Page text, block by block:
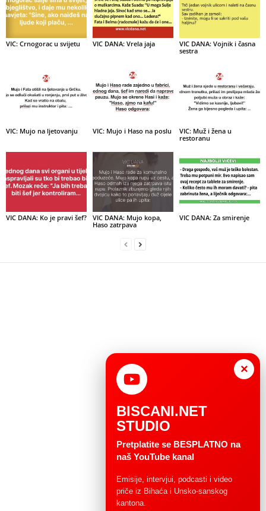
VIC: Crnogorac u svijetu VIC DANA: Vrela jaja
VIC DANA: Vojnik i časna
sestra
VIC: Mujo na ljetovanju VIC: Mujo i Haso na poslu
VIC: Muž i žena u
restoranu
VIC DANA: Ko je pravi šef?
VIC DANA: Mujo kopa,
Haso zatrpava
VIC DANA: Za smirenje
×
BISCANI.NET
STUDIO
Pretplatite se BESPLATNO na
naš YouTube kanal
Emisije, intervjui, podcasti i video
priče iz Bihaća i Unsko-sanskog
kantona.